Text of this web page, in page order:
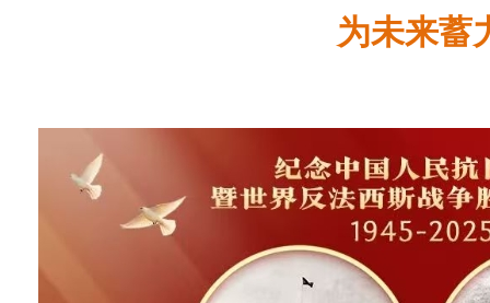
为未来蓄